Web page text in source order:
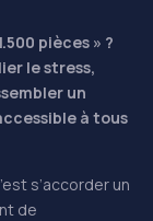
pièces » ?
le stress,
un
à tous
s’accorder un
de